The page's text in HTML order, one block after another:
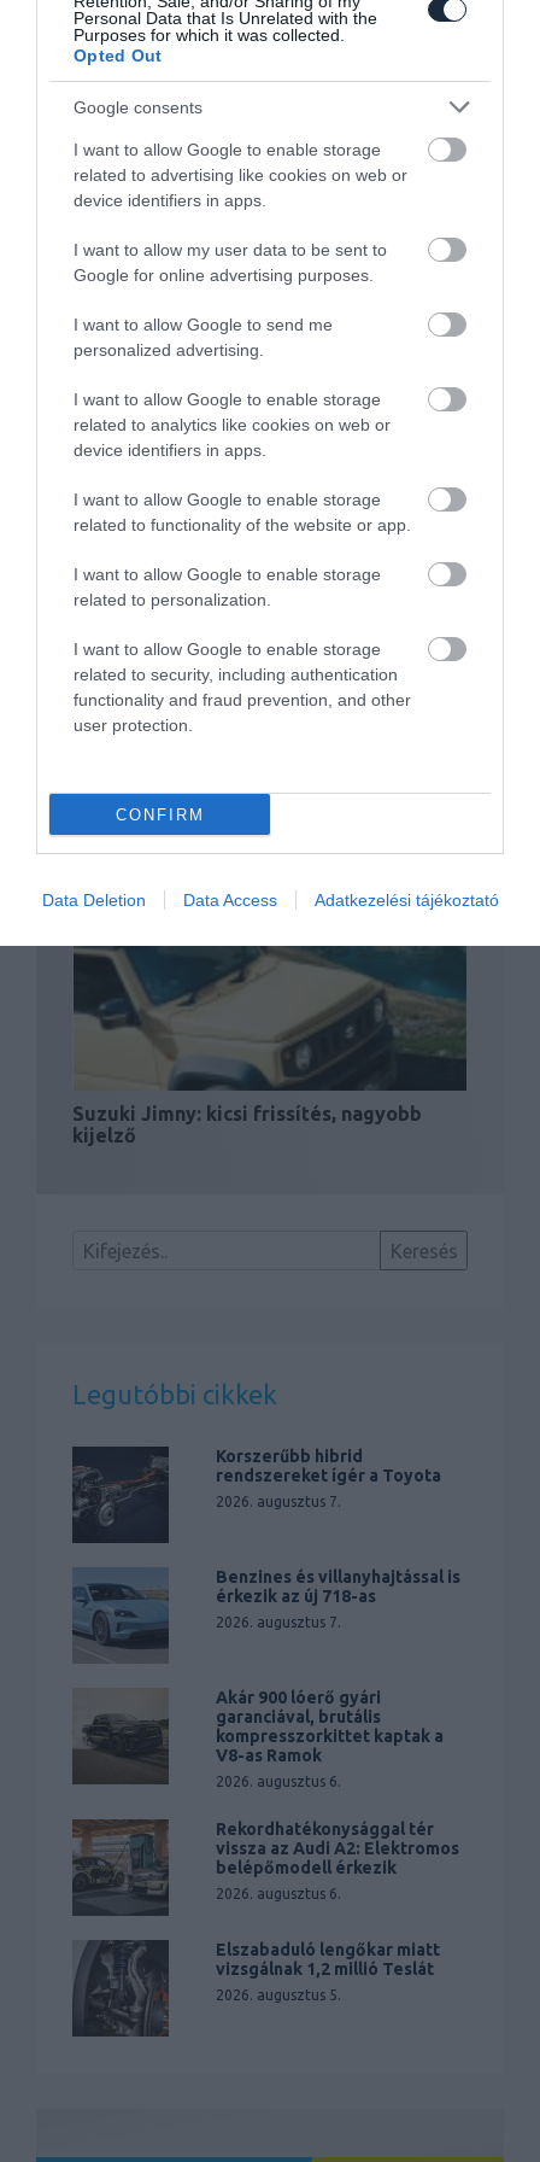
Personal Data that Is Unrelated with the
Purposes for which it was collected.
Opted Out
Google consents
I want to allow Google to enable storage
related to advertising like cookies on web or
device identifiers in apps.
I want to allow my user data to be sent to
Google for online advertising purposes.
I want to allow Google to send me
personalized advertising.
I want to allow Google to enable storage
related to analytics like cookies on web or
device identifiers in apps.
I want to allow Google to enable storage
related to functionality of the website or app.
I want to allow Google to enable storage
related to personalization.
I want to allow Google to enable storage
related to security, including authentication
functionality and fraud prevention, and other
user protection.
CONFIRM
Data Deletion Data Access Adatkezelési tájékoztató
Felfrissül a Suzuki Jimny, aminek
köszönhetően régi…
A Suzuki Jimny esetében egyelőre nem
jöhet szóba a…
Visszatér a Suzuki Jimny, de van egy kis
Suzuki Jimny: kicsi frissítés, nagyobb
kijelző
Legutóbbi cikkek
Korszerűbb hibrid
rendszereket ígér a Toyota
2026. augusztus 7.
Benzines és villanyhajtással is
érkezik az új 718-as
2026. augusztus 7.
Akár 900 lóerő gyári
garanciával, brutális
kompresszorkittet kaptak a
V8-as Ramok
2026. augusztus 6.
Rekordhatékonysággal tér
vissza az Audi A2: Elektromos
belépőmodell érkezik
2026. augusztus 6.
Elszabaduló lengőkar miatt
vizsgálnak 1,2 millió Teslát
2026. augusztus 5.